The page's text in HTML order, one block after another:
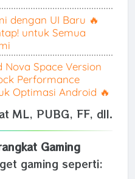
dengan UI Baru 🔥
untuk Semua
Nova Space Version
Performance
Optimasi Android 🔥
ML, PUBG, FF, dll.
Gaming
gaming seperti: